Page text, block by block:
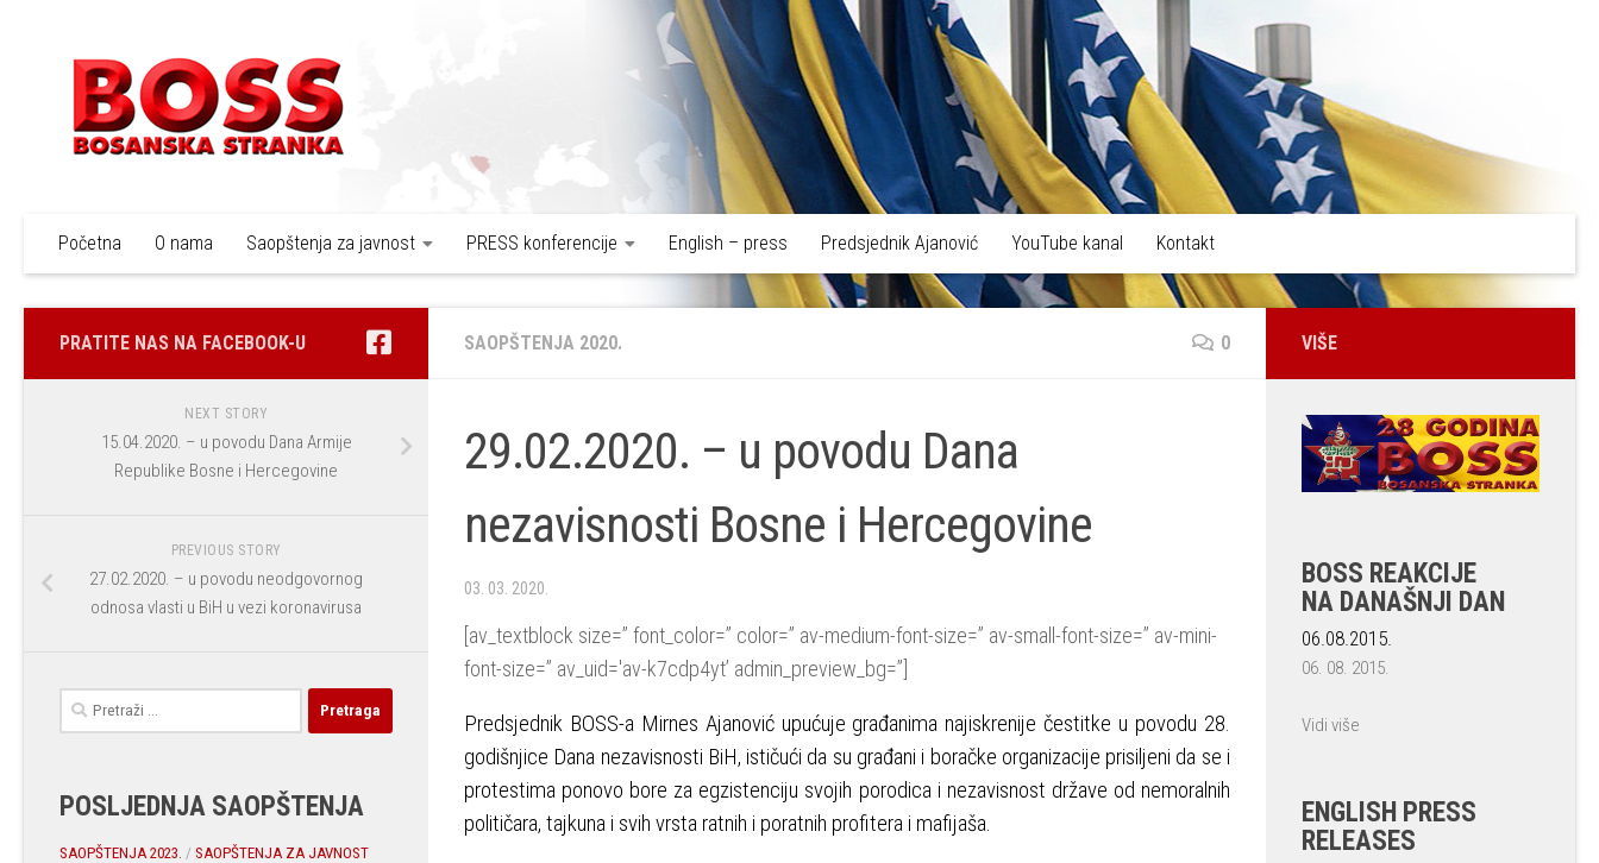
Početna O nama Saopštenja za javnost PRESS konferencije English – press Predsjednik Ajanović YouTube kanal Kontakt
SAOPŠTENJA 2020. 0
29.02.2020. – u povodu Dana
nezavisnosti Bosne i Hercegovine
03. 03. 2020.
[av_textblock size=” font_color=” color=” av-medium-font-size=” av-small-font-size=” av-mini-
font-size=” av_uid='av-k7cdp4yt’ admin_preview_bg=”]
Predsjednik BOSS-a Mirnes Ajanović upućuje građanima najiskrenije čestitke u povodu 28.
godišnjice Dana nezavisnosti BiH, ističući da su građani i boračke organizacije prisiljeni da se i
protestima ponovo bore za egzistenciju svojih porodica i nezavisnost države od nemoralnih
političara, tajkuna i svih vrsta ratnih i poratnih profitera i mafijaša.
PRATITE NAS NA FACEBOOK-U
NEXT STORY
15.04.2020. – u povodu Dana Armije
Republike Bosne i Hercegovine
PREVIOUS STORY
27.02.2020. – u povodu neodgovornog
odnosa vlasti u BiH u vezi koronavirusa
Pretraga:
POSLJEDNJA SAOPŠTENJA
SAOPŠTENJA 2023. / SAOPŠTENJA ZA JAVNOST
VIŠE
BOSS REAKCIJE
NA DANAŠNJI DAN
06.08.2015.
06. 08. 2015.
Vidi više
ENGLISH PRESS
RELEASES